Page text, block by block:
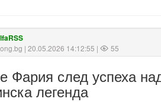
| 20.05.2026 14:12:55 | 55
Фария след успеха
легенда